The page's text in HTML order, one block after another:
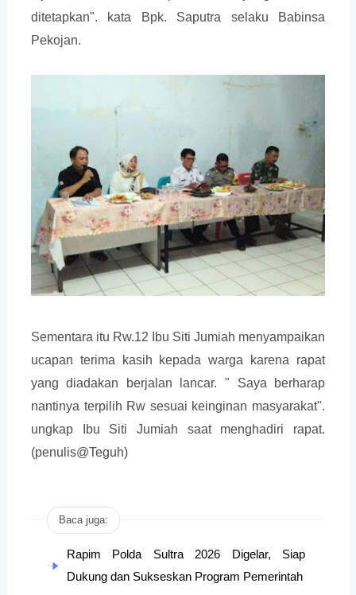
ditetapkan". kata Bpk. Saputra selaku Babinsa
Pekojan.
Sementara itu Rw.12 Ibu Siti Jumiah menyampaikan
ucapan terima kasih kepada warga karena rapat
yang diadakan berjalan lancar. " Saya berharap
nantinya terpilih Rw sesuai keinginan masyarakat".
ungkap Ibu Siti Jumiah saat menghadiri rapat.
(penulis@Teguh)
Baca juga:
Rapim Polda Sultra 2026 Digelar, Siap
Dukung dan Sukseskan Program Pemerintah